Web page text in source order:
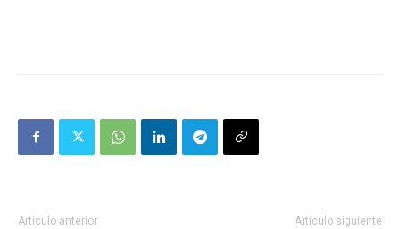
Artículo anterior Artículo siguiente